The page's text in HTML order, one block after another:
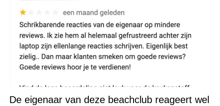
De eigenaar van deze beachclub reageert wel